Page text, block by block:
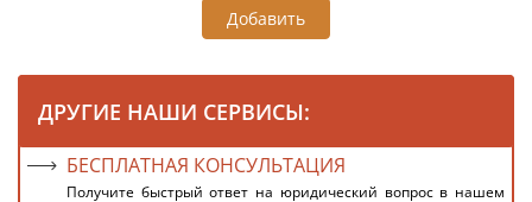
Добавить
ДРУГИЕ НАШИ СЕРВИСЫ:
БЕСПЛАТНАЯ КОНСУЛЬТАЦИЯ
Получите быстрый ответ на юридический вопрос в нашем